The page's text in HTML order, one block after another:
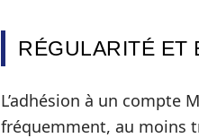
RÉGULARITÉ ET
L’adhésion à un compte
fréquemment, au moins